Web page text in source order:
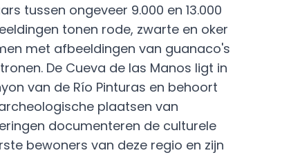
tussen ongeveer 9.000 en 13.000
tonen rode, zwarte en oker
met afbeeldingen van guanaco's
De Cueva de las Manos ligt in
van de Río Pinturas en behoort
plaatsen van
documenteren de culturele
bewoners van deze regio en zijn